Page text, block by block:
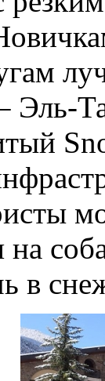
Эль-
на
в